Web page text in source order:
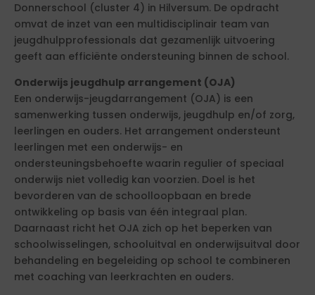
Donnerschool (cluster 4) in Hilversum. De opdracht
omvat de inzet van een multidisciplinair team van
jeugdhulpprofessionals dat gezamenlijk uitvoering
geeft aan efficiënte ondersteuning binnen de school.
Onderwijs jeugdhulp arrangement (OJA)
Een onderwijs-jeugdarrangement (OJA) is een
samenwerking tussen onderwijs, jeugdhulp en/of zorg,
leerlingen en ouders. Het arrangement ondersteunt
leerlingen met een onderwijs- en
ondersteuningsbehoefte waarin regulier of speciaal
onderwijs niet volledig kan voorzien. Doel is het
bevorderen van de schoolloopbaan en brede
ontwikkeling op basis van één integraal plan.
Daarnaast richt het OJA zich op het beperken van
schoolwisselingen, schooluitval en onderwijsuitval door
behandeling en begeleiding op school te combineren
met coaching van leerkrachten en ouders.